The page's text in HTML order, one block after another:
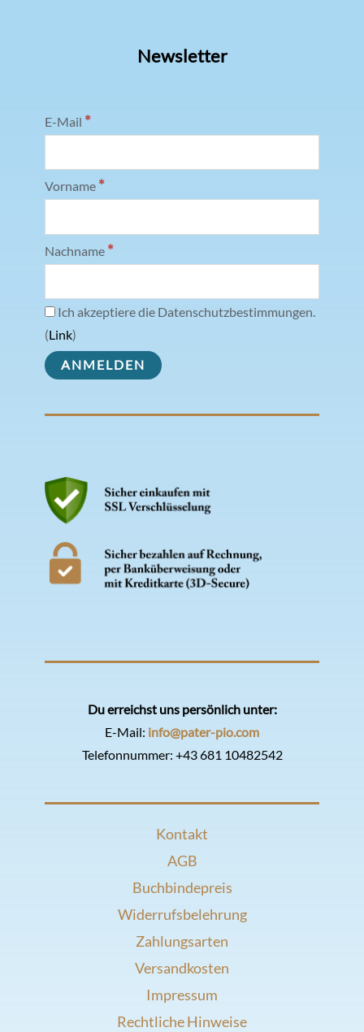
Newsletter
E-Mail *
Vorname *
Nachname *
Ich akzeptiere die Datenschutzbestimmungen.
(Link)
Du erreichst uns persönlich unter:
E-Mail: info@pater-pio.com
Telefonnummer: +43 681 10482542
Kontakt
AGB
Buchbindepreis
Widerrufsbelehrung
Zahlungsarten
Versandkosten
Impressum
Rechtliche Hinweise